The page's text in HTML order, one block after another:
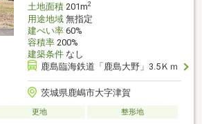
土地面積201m2
用途地域無指定
建ぺい率60%
容積率200%
建築条件なし
鹿島臨海鉄道「鹿島大野」3.5Ｋｍ
茨城県鹿嶋市大字津賀
更地 整形地